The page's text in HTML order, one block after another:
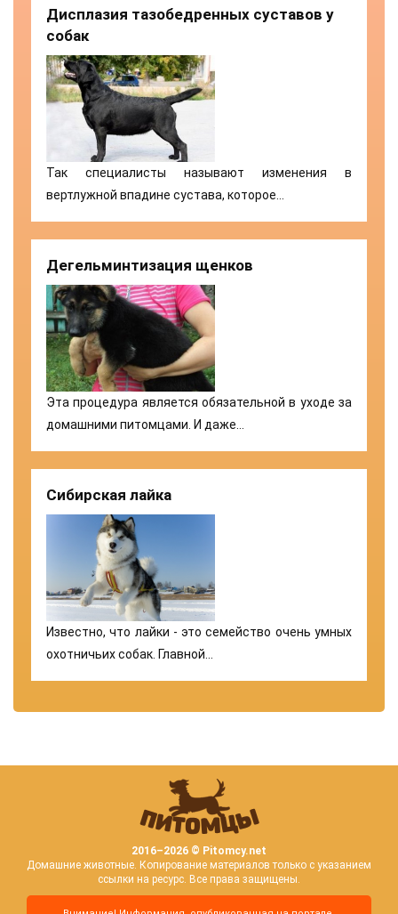
Дисплазия тазобедренных суставов у
собак
Так специалисты называют изменения в
вертлужной впадине сустава, которое…
Дегельминтизация щенков
Эта процедура является обязательной в уходе за
домашними питомцами. И даже…
Сибирская лайка
Известно, что лайки - это семейство очень умных
охотничьих собак. Главной…
2016–2026 © Pitomcy.net
Домашние животные. Копирование материалов только с указанием
ссылки на ресурс. Все права защищены.